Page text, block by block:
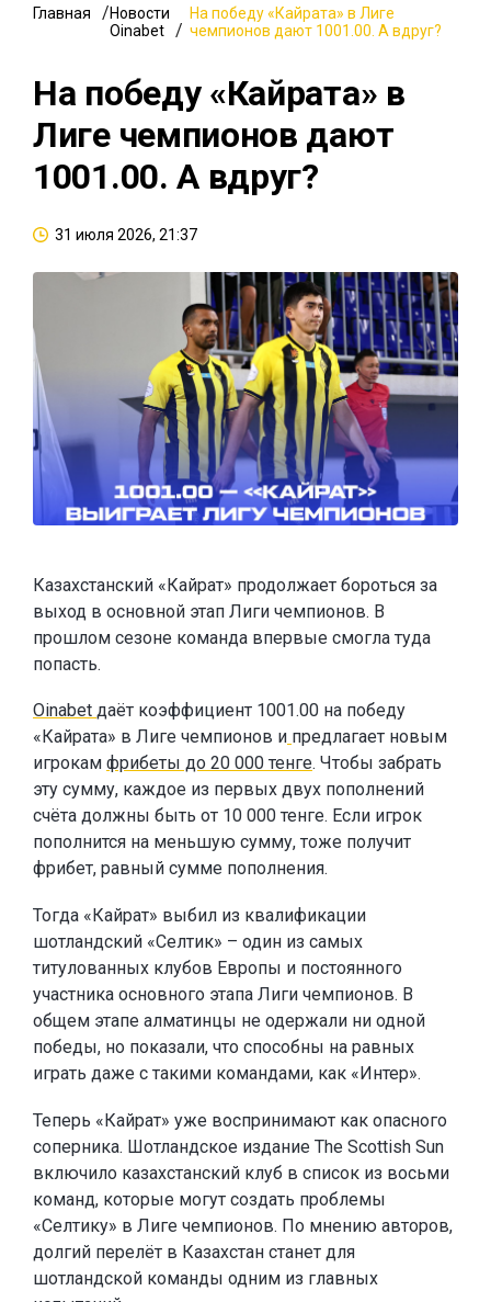
Главная
Новости
Oinabet
На победу «Кайрата» в Лиге
чемпионов дают 1001.00. А вдруг?
На победу «Кайрата» в
Лиге чемпионов дают
1001.00. А вдруг?
31 июля 2026, 21:37
Казахстанский «Кайрат» продолжает бороться за
выход в основной этап Лиги чемпионов. В
прошлом сезоне команда впервые смогла туда
попасть.
Oinabet даёт коэффициент 1001.00 на победу
«Кайрата» в Лиге чемпионов и предлагает новым
игрокам фрибеты до 20 000 тенге. Чтобы забрать
эту сумму, каждое из первых двух пополнений
счёта должны быть от 10 000 тенге. Если игрок
пополнится на меньшую сумму, тоже получит
фрибет, равный сумме пополнения.
Тогда «Кайрат» выбил из квалификации
шотландский «Селтик» – один из самых
титулованных клубов Европы и постоянного
участника основного этапа Лиги чемпионов. В
общем этапе алматинцы не одержали ни одной
победы, но показали, что способны на равных
играть даже с такими командами, как «Интер».
Теперь «Кайрат» уже воспринимают как опасного
соперника. Шотландское издание The Scottish Sun
включило казахстанский клуб в список из восьми
команд, которые могут создать проблемы
«Селтику» в Лиге чемпионов. По мнению авторов,
долгий перелёт в Казахстан станет для
шотландской команды одним из главных